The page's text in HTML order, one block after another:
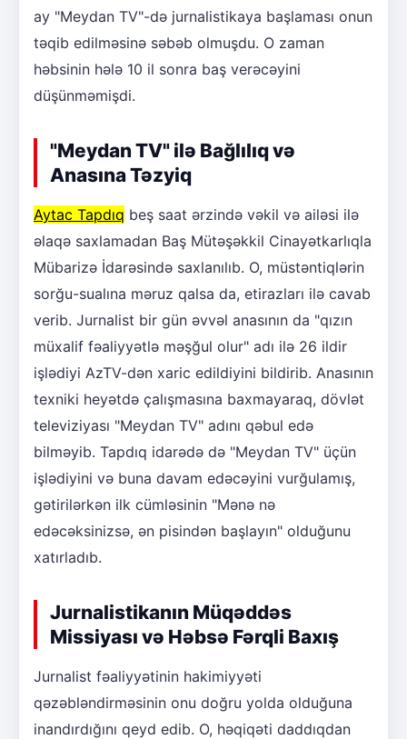
ay "Meydan TV"-də jurnalistikaya başlaması onun
təqib edilməsinə səbəb olmuşdu. O zaman
həbsinin hələ 10 il sonra baş verəcəyini
düşünməmişdi.
"Meydan TV" ilə Bağlılıq və
Anasına Təzyiq
Aytac Tapdıq beş saat ərzində vəkil və ailəsi ilə
əlaqə saxlamadan Baş Mütəşəkkil Cinayətkarlıqla
Mübarizə İdarəsində saxlanılıb. O, müstəntiqlərin
sorğu-sualına məruz qalsa da, etirazları ilə cavab
verib. Jurnalist bir gün əvvəl anasının da "qızın
müxalif fəaliyyətlə məşğul olur" adı ilə 26 ildir
işlədiyi AzTV-dən xaric edildiyini bildirib. Anasının
texniki heyətdə çalışmasına baxmayaraq, dövlət
televiziyası "Meydan TV" adını qəbul edə
bilməyib. Tapdıq idarədə də "Meydan TV" üçün
işlədiyini və buna davam edəcəyini vurğulamış,
gətirilərkən ilk cümləsinin "Mənə nə
edəcəksinizsə, ən pisindən başlayın" olduğunu
xatırladıb.
Jurnalistikanın Müqəddəs
Missiyası və Həbsə Fərqli Baxış
Jurnalist fəaliyyətinin hakimiyyəti
qəzəbləndirməsinin onu doğru yolda olduğuna
inandırdığını qeyd edib. O, həqiqəti daddıqdan